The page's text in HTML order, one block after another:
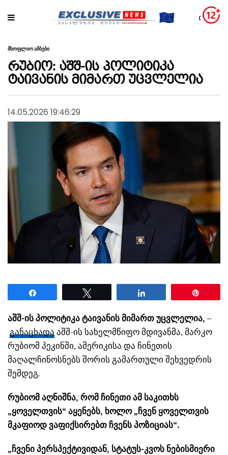
მსოფლიო ამბები
რუბიო: აშშ-ის პოლიტიკა
ტაივანის მიმართ უცვლელია
14.05.2026 19:46:29
აშშ-ის პოლიტიკა ტაივანის მიმართ უცვლელია, –
განაცხადა აშშ-ის სახელმწიფო მდივანმა, მარკო
რუბიომ პეკინში, ამერიკისა და ჩინეთის
მაღალჩინოსნებს შორის გამართული შეხვედრის
შემდეგ.
რუბიომ აღნიშნა, რომ ჩინეთი ამ საკითხს
„ყოველთვის“ აყენებს, ხოლო „ჩვენ ყოველთვის
მკაფიოდ ვაფიქსირებთ ჩვენს პოზიციას“.
„ჩვენი პერსპექტივიდან, სტატუს-კვოს ნებისმიერი